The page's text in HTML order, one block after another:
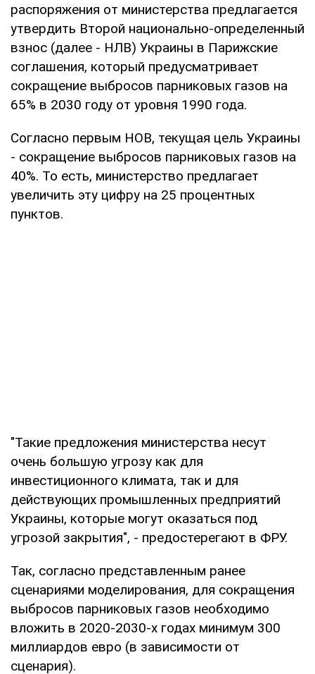
распоряжения от министерства предлагается
утвердить Второй национально-определенный
взнос (далее - НЛВ) Украины в Парижские
соглашения, который предусматривает
сокращение выбросов парниковых газов на
65% в 2030 году от уровня 1990 года.
Согласно первым НОВ, текущая цель Украины
- сокращение выбросов парниковых газов на
40%. То есть, министерство предлагает
увеличить эту цифру на 25 процентных
пунктов.
"Такие предложения министерства несут
очень большую угрозу как для
инвестиционного климата, так и для
действующих промышленных предприятий
Украины, которые могут оказаться под
угрозой закрытия", - предостерегают в ФРУ.
Так, согласно представленным ранее
сценариями моделирования, для сокращения
выбросов парниковых газов необходимо
вложить в 2020-2030-х годах минимум 300
миллиардов евро (в зависимости от
сценария).